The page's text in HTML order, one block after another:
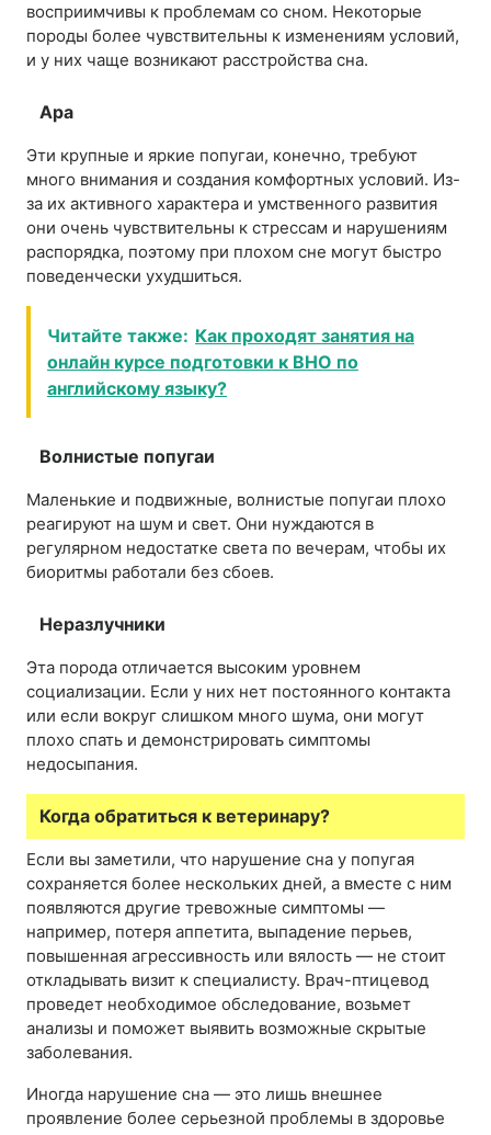
восприимчивы к проблемам со сном. Некоторые
породы более чувствительны к изменениям условий,
и у них чаще возникают расстройства сна.
Ара
Эти крупные и яркие попугаи, конечно, требуют
много внимания и создания комфортных условий. Из-
за их активного характера и умственного развития
они очень чувствительны к стрессам и нарушениям
распорядка, поэтому при плохом сне могут быстро
поведенчески ухудшиться.
Читайте также: Как проходят занятия на
онлайн курсе подготовки к ВНО по
английскому языку?
Волнистые попугаи
Маленькие и подвижные, волнистые попугаи плохо
реагируют на шум и свет. Они нуждаются в
регулярном недостатке света по вечерам, чтобы их
биоритмы работали без сбоев.
Неразлучники
Эта порода отличается высоким уровнем
социализации. Если у них нет постоянного контакта
или если вокруг слишком много шума, они могут
плохо спать и демонстрировать симптомы
недосыпания.
Когда обратиться к ветеринару?
Если вы заметили, что нарушение сна у попугая
сохраняется более нескольких дней, а вместе с ним
появляются другие тревожные симптомы —
например, потеря аппетита, выпадение перьев,
повышенная агрессивность или вялость — не стоит
откладывать визит к специалисту. Врач-птицевод
проведет необходимое обследование, возьмет
анализы и поможет выявить возможные скрытые
заболевания.
Иногда нарушение сна — это лишь внешнее
проявление более серьезной проблемы в здоровье